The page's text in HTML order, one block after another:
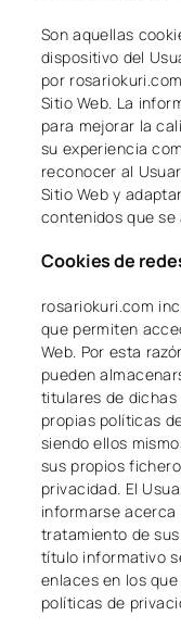
Son aquellas
dispositivo del
por
Sitio Web. La
para mejorar la
su experiencia
reconocer al
Sitio Web y
contenidos que
Cookies de
rosariokuri.com
que permiten
Web. Por esta
pueden
titulares de dichas
propias políticas
siendo ellos
sus propios
privacidad. El
informarse acerca
tratamiento de
título informativo
enlaces en los
políticas de